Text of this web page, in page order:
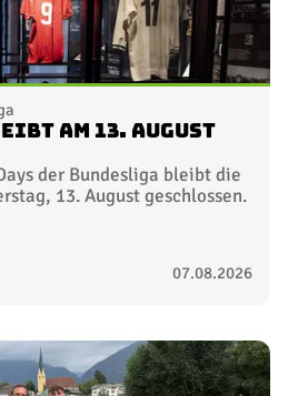
am 13. August
der Bundesliga bleibt die
13. August geschlossen.
07.08.2026